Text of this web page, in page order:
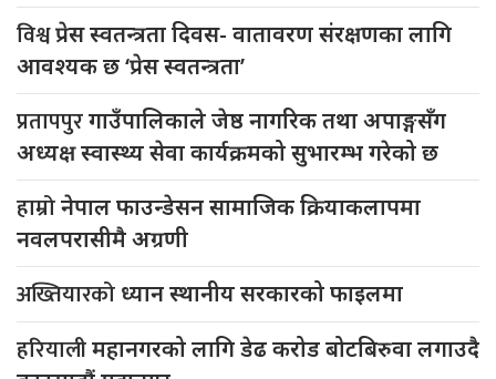
विश्वप्रेस स्वतन्त्रता दिवस- वातावरण संरक्षणका लागि
आवश्यक छ ‘प्रेस स्वतन्त्रता’
प्रतापपुरगाउँपालिकाले जेष्ठ नागरिक तथा अपाङ्गसँग
अध्यक्ष स्वास्थ्य सेवा कार्यक्रमको सुभारम्भ गरेको छ
हाम्रोनेपाल फाउन्डेसन सामाजिक क्रियाकलापमा
नवलपरासीमै अग्रणी
अख्तियारको ध्यान स्थानीय सरकारको फाइलमा
हरियालीमहानगरको लागि डेढ करोड बोटबिरुवा लगाउदै